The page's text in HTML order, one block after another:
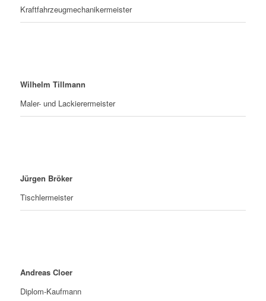
Kraftfahrzeugmechanikermeister
Wilhelm Tillmann
Maler- und Lackierermeister
Jürgen Bröker
Tischlermeister
Andreas Cloer
Diplom-Kaufmann